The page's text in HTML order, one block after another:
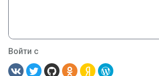
Войти с